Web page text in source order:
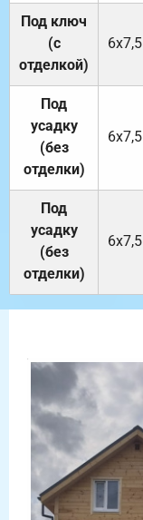
Под ключ
(с
отделкой)
6х7,5
Под
усадку
(без
отделки)
6х7,5
Под
усадку
(без
отделки)
6х7,5